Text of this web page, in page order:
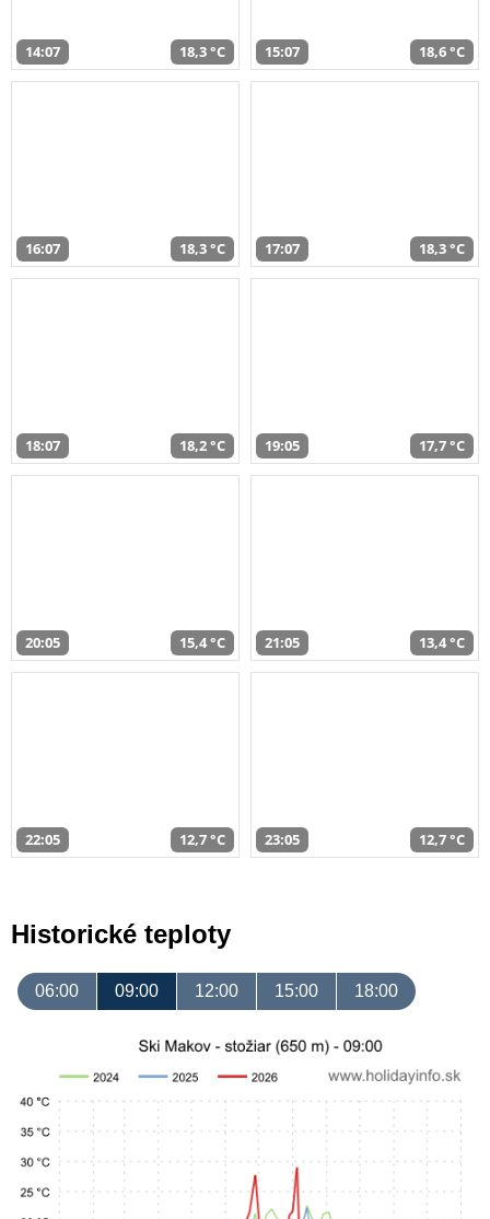
14:07 18,3 °C 15:07 18,6 °C
16:07 18,3 °C 17:07 18,3 °C
18:07 18,2 °C 19:05 17,7 °C
20:05 15,4 °C 21:05 13,4 °C
22:05 12,7 °C 23:05 12,7 °C
Historické teploty
06:00 09:00 12:00 15:00 18:00